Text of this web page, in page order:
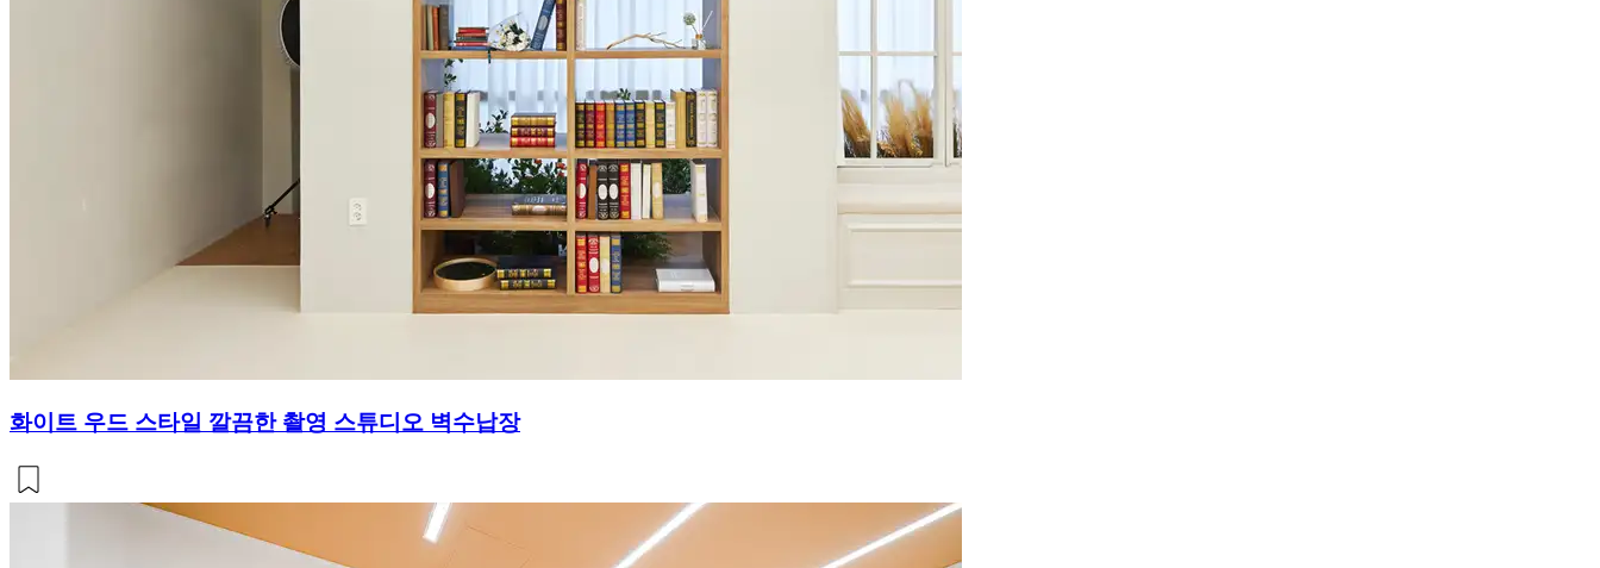
화이트 우드 스타일 깔끔한 촬영 스튜디오 벽수납장